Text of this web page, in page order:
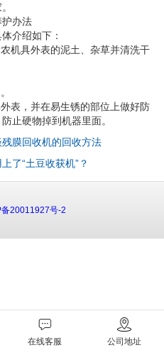
办法
介绍如下：
机具外表的泥土、杂草并清洗干
表，并在易生锈的部位上做好防
止硬物掉到机器里面。
膜回收机的回收方法
了“土豆收获机”？
在线客服 公司地址
20011927号-2